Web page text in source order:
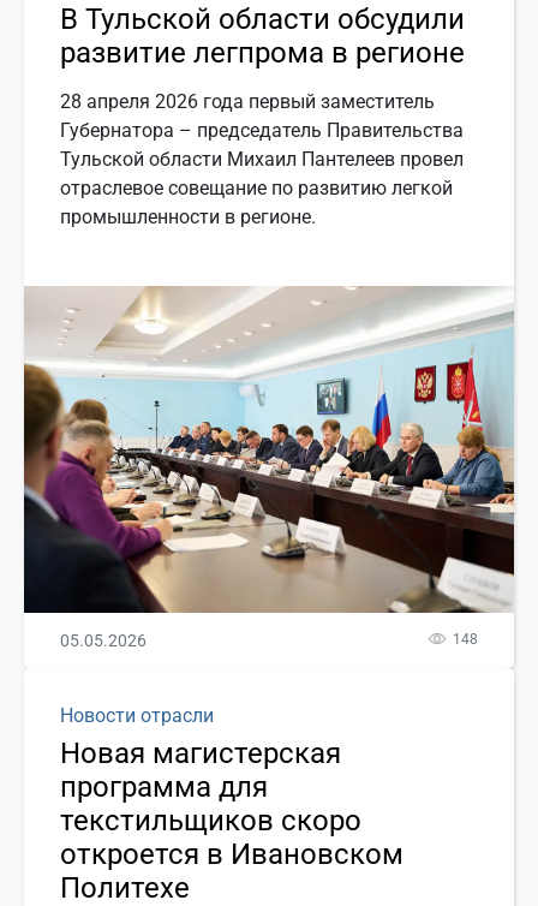
В Тульской области обсудили
развитие легпрома в регионе
28 апреля 2026 года первый заместитель
Губернатора – председатель Правительства
Тульской области Михаил Пантелеев провел
отраслевое совещание по развитию легкой
промышленности в регионе.
05.05.2026 148
Новости отрасли
Новая магистерская
программа для
текстильщиков скоро
откроется в Ивановском
Политехе